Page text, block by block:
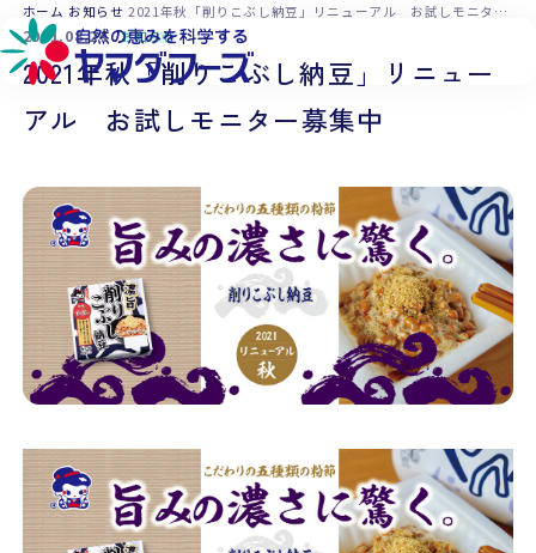
本文へ移動
ホーム お知らせ 2021年秋「削りこぶし納豆」リニューアル お試しモニター募集中
2021.08.24 お知らせ
2021年秋「削りこぶし納豆」リニュー
アル お試しモニター募集中